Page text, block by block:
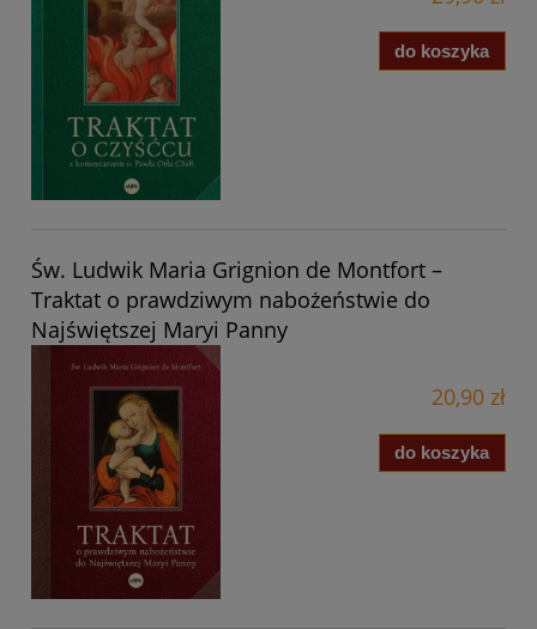
do koszyka
Św. Ludwik Maria Grignion de Montfort –
Traktat o prawdziwym nabożeństwie do
Najświętszej Maryi Panny
20,90 zł
do koszyka